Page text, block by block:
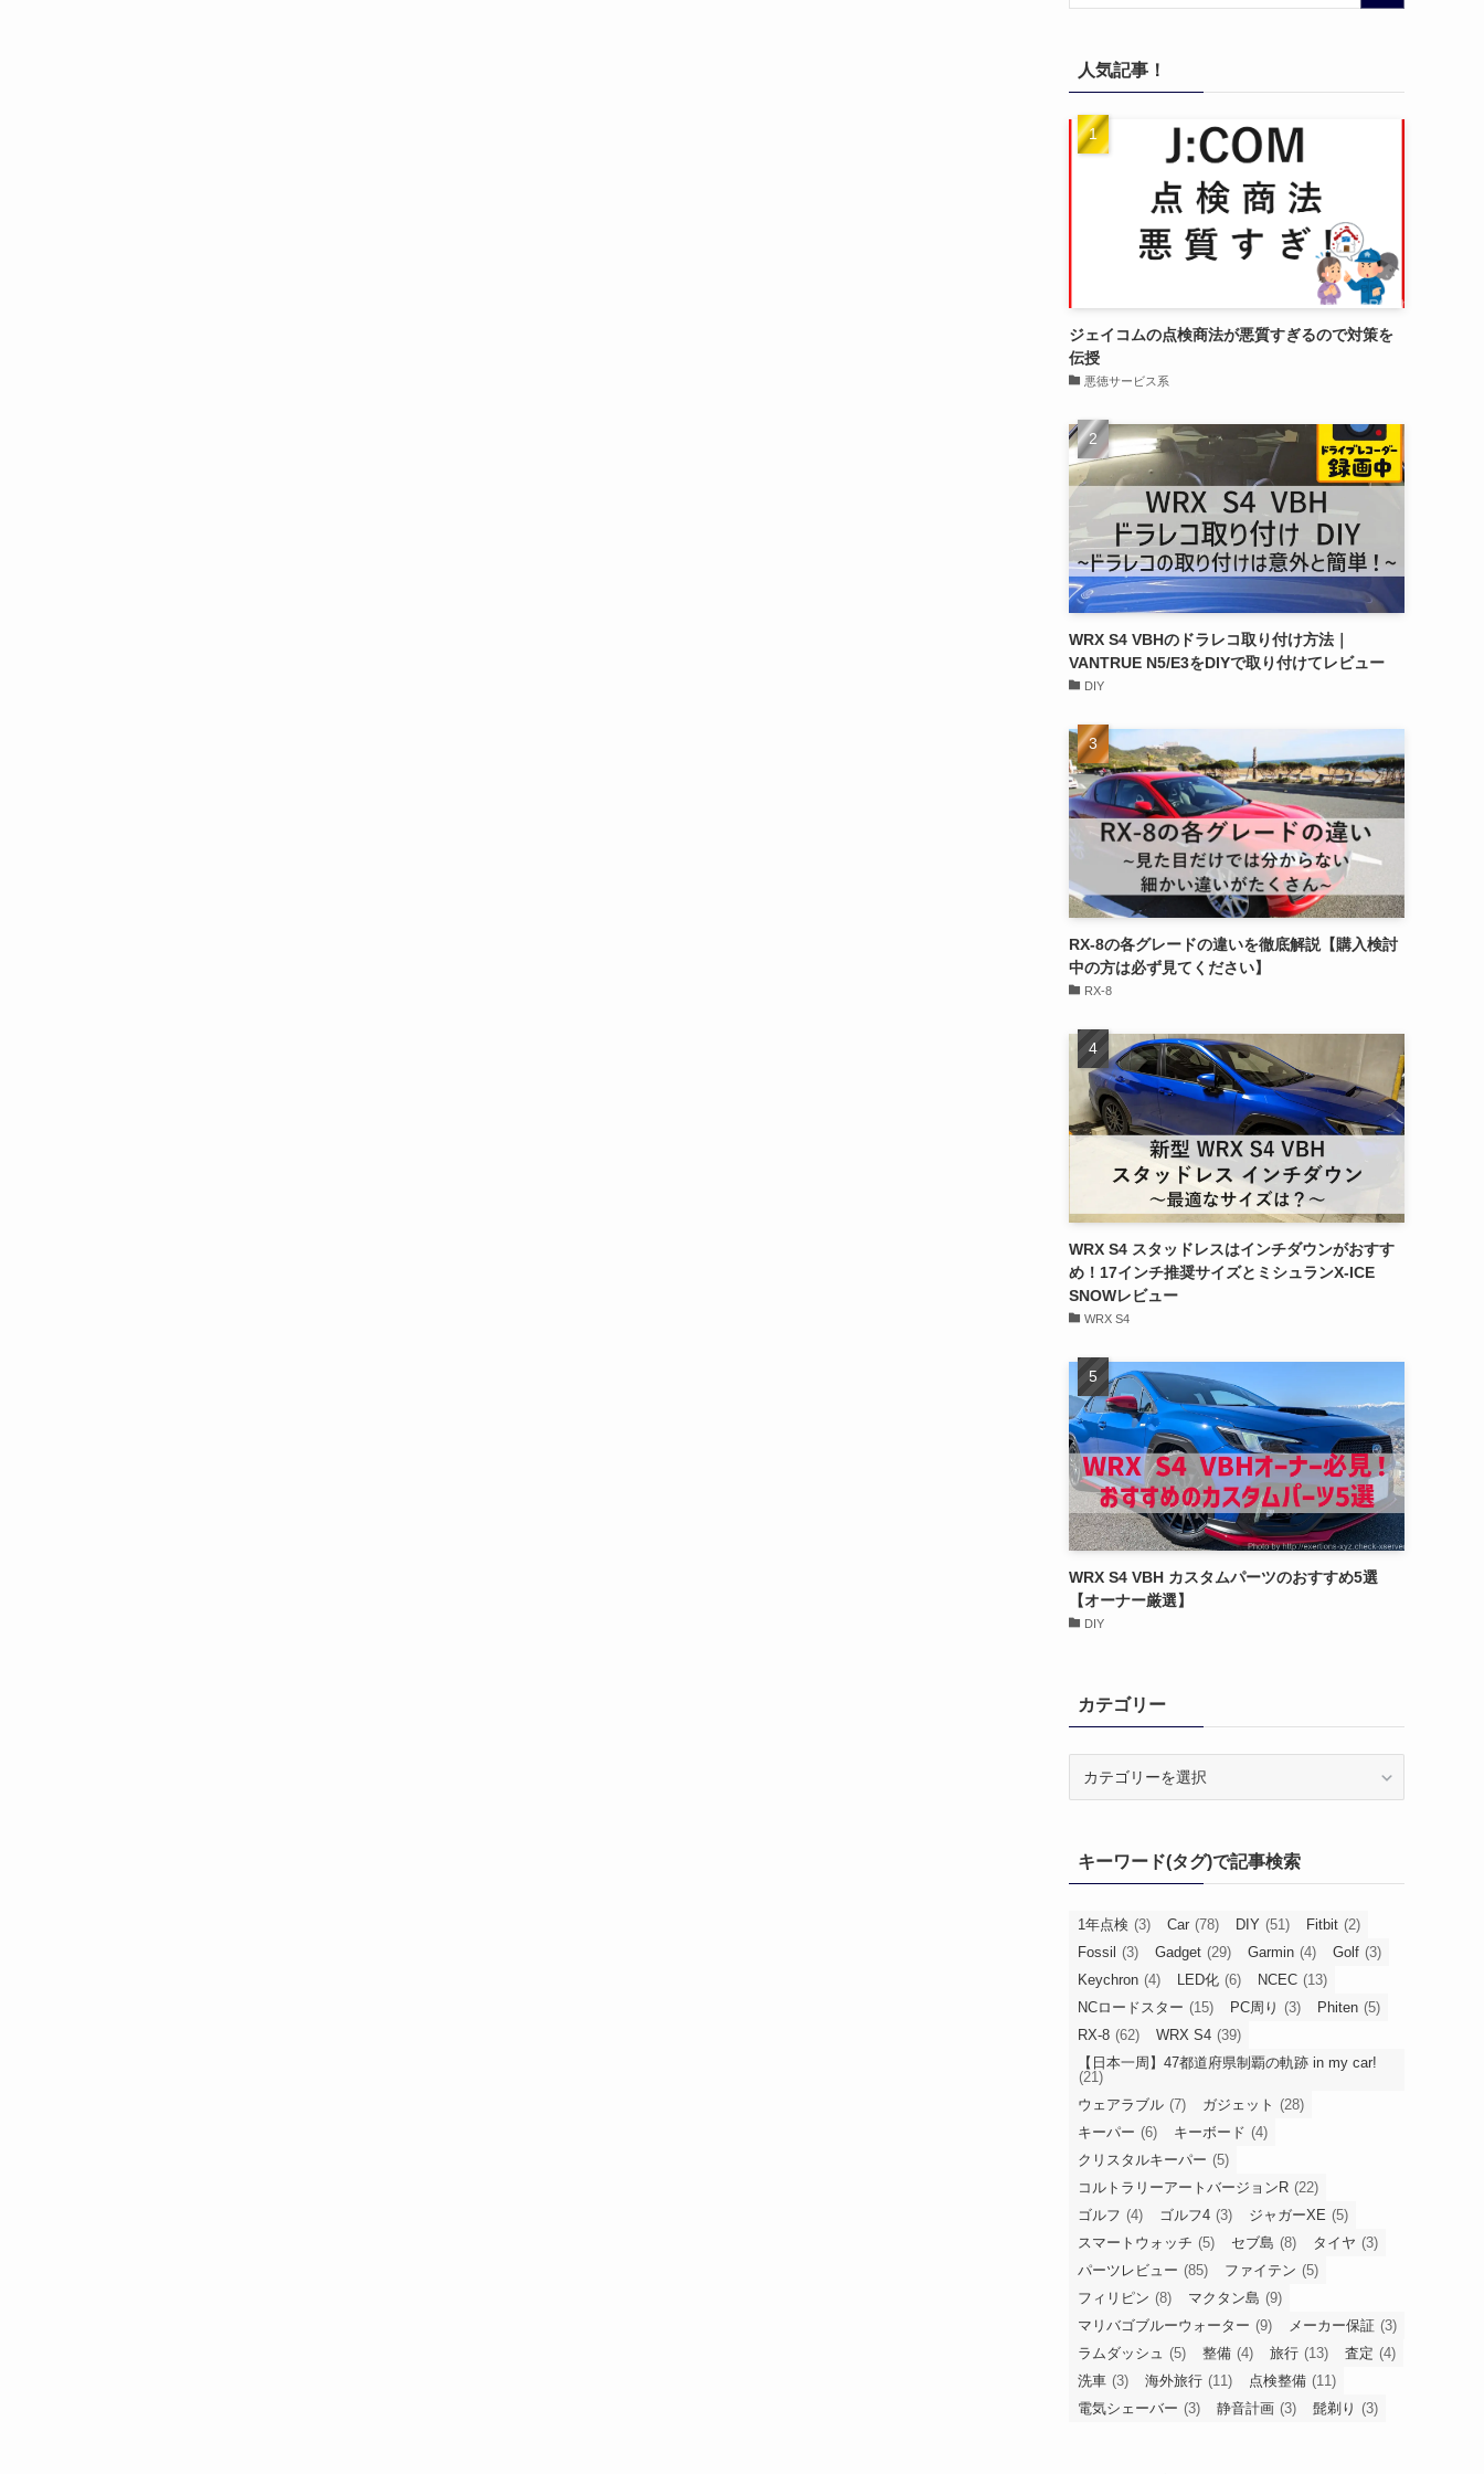
人気記事！
ジェイコムの点検商法が悪質すぎるので対策を
伝授
悪徳サービス系
WRX S4 VBHのドラレコ取り付け方法｜
VANTRUE N5/E3をDIYで取り付けてレビュー
DIY
RX-8の各グレードの違いを徹底解説【購入検討
中の方は必ず見てください】
RX-8
WRX S4 スタッドレスはインチダウンがおすす
め！17インチ推奨サイズとミシュランX-ICE
SNOWレビュー
WRX S4
WRX S4 VBH カスタムパーツのおすすめ5選
【オーナー厳選】
DIY
カテゴリー
ーキーワード(タグ)で記事検索
1年点検 (3) Car (78) DIY (51) Fitbit (2)
Fossil (3) Gadget (29) Garmin (4) Golf (3)
Keychron (4) LED化 (6) NCEC (13)
NCロードスター (15) PC周り (3) Phiten (5)
RX-8 (62) WRX S4 (39)
【日本一周】47都道府県制覇の軌跡 in my car!
(21)
ウェアラブル (7) ガジェット (28)
キーパー (6) キーボード (4)
クリスタルキーパー (5)
コルトラリーアートバージョンR (22)
ゴルフ (4) ゴルフ4 (3) ジャガーXE (5)
スマートウォッチ (5) セブ島 (8) タイヤ (3)
パーツレビュー (85) ファイテン (5)
フィリピン (8) マクタン島 (9)
マリバゴブルーウォーター (9) メーカー保証 (3)
ラムダッシュ (5) 整備 (4) 旅行 (13) 査定 (4)
洗車 (3) 海外旅行 (11) 点検整備 (11)
電気シェーバー (3) 静音計画 (3) 髭剃り (3)